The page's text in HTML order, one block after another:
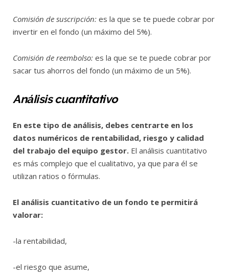
Comisión de suscripción: es la que se te puede cobrar por
invertir en el fondo (un máximo del 5%).
Comisión de reembolso: es la que se te puede cobrar por
sacar tus ahorros del fondo (un máximo de un 5%).
Análisis cuantitativo
En este tipo de análisis, debes centrarte en los
datos numéricos de rentabilidad, riesgo y calidad
del trabajo del equipo gestor. El análisis cuantitativo
es más complejo que el cualitativo, ya que para él se
utilizan ratios o fórmulas.
El análisis cuantitativo de un fondo te permitirá
valorar:
-la rentabilidad,
-el riesgo que asume,